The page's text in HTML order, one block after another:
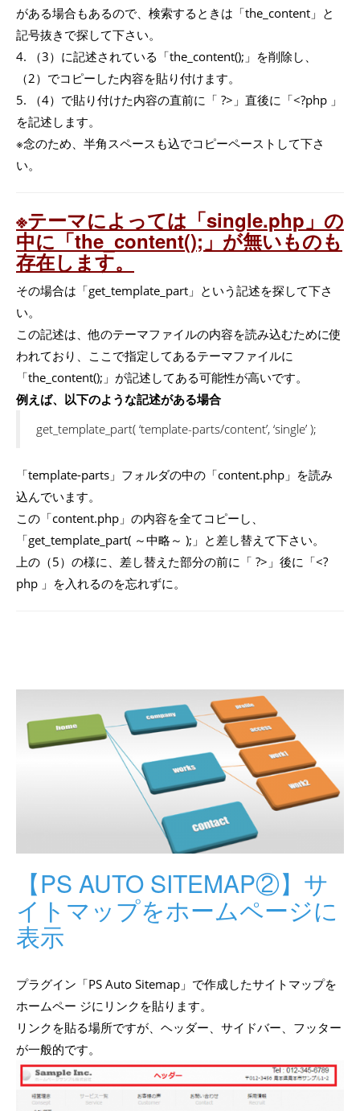
がある場合もあるので、検索するときは「the_content」と
記号抜きで探して下さい。
4. （3）に記述されている「the_content();」を削除し、
（2）でコピーした内容を貼り付けます。
5. （4）で貼り付けた内容の直前に「 ?>」直後に「<?php 」
を記述します。
※念のため、半角スペースも込でコピーペーストして下さ
い。
※テーマによっては「single.php」の
中に「the_content();」が無いものも
存在します。
その場合は「get_template_part」という記述を探して下さ
い。
この記述は、他のテーマファイルの内容を読み込むために使
われており、ここで指定してあるテーマファイルに
「the_content();」が記述してある可能性が高いです。
例えば、以下のような記述がある場合
get_template_part( ‘template-parts/content’, ‘single’ );
「template-parts」フォルダの中の「content.php」を読み
込んでいます。
この「content.php」の内容を全てコピーし、
「get_template_part( ～中略～ );」と差し替えて下さい。
上の（5）の様に、差し替えた部分の前に「 ?>」後に「<?
php 」を入れるのを忘れずに。
【PS AUTO SITEMAP②】サ
イトマップをホームページに
表示
プラグイン「PS Auto Sitemap」で作成したサイトマップを
ホームペー ジにリンクを貼ります。
リンクを貼る場所ですが、ヘッダー、サイドバー、フッター
が一般的です。